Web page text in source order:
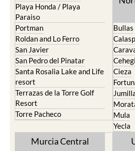
Playa Honda / Playa
Paraiso
Portman
Roldan and Lo Ferro
San Javier
San Pedro del Pinatar
Santa Rosalia Lake and Life
resort
Terrazas de la Torre Golf
Resort
Torre Pacheco
Bullas
Cieza
Mula
Yecla
Murcia Central